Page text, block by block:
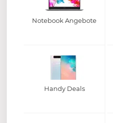
Notebook Angebote
Handy Deals